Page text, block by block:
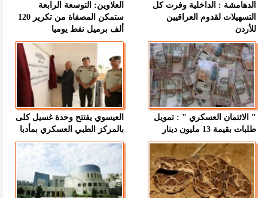
الدهامشة : الداخلية وفرت كل
التسهيلات لقدوم العراقيين
للأردن
العلاوين: التوسعة الرابعة
ستمكن المصفاة من تكرير 120
ألف برميل نفط يوميا
" الائتمان العسكري " : تمويل
طلبات بقيمة 13 مليون دينار
العيسوي يفتتح وحدة غسيل كلى
بالمركز الطبي العسكري بمأدبا